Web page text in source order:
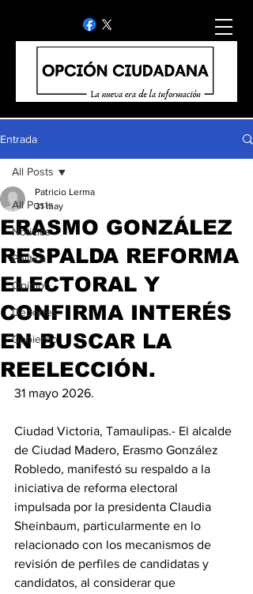
Entrada
All Posts
Noticias
Politica
Opinion
Deportes
Gobierno
All Posts
ERASMO GONZÁLEZ
RESPALDA REFORMA
ELECTORAL Y
CONFIRMA INTERÉS
EN BUSCAR LA
REELECCIÓN.
Patricio Lerma
31 may
31 mayo 2026.
Ciudad Victoria, Tamaulipas.- El alcalde
de Ciudad Madero, Erasmo González
Robledo, manifestó su respaldo a la
iniciativa de reforma electoral
impulsada por la presidenta Claudia
Sheinbaum, particularmente en lo
relacionado con los mecanismos de
revisión de perfiles de candidatas y
candidatos, al considerar que